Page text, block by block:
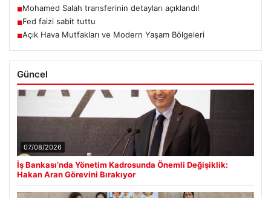
■Mohamed Salah transferinin detayları açıklandı!
■Fed faizi sabit tuttu
■Açık Hava Mutfakları ve Modern Yaşam Bölgeleri
Güncel
07/08/2026
İş Bankası’nda Yönetim Kadrosunda Önemli Değişiklik:
Hakan Aran Görevini Bırakıyor